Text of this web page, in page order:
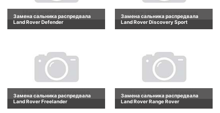
Замена сальника распредвала
Land Rover Defender
Замена сальника распредвала
Land Rover Discovery Sport
Замена сальника распредвала
Land Rover Freelander
Замена сальника распредвала
Land Rover Range Rover